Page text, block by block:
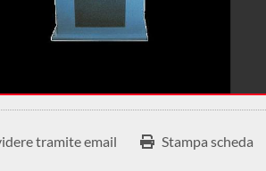
tramite email Stampa scheda